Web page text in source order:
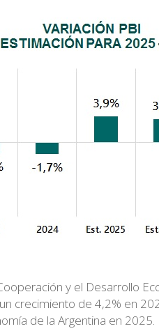
y el Desarrollo
crecimiento de 4,2% en
de la Argentina en 2025.